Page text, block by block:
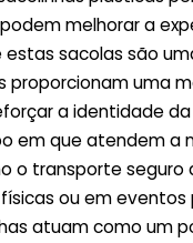
melhorar a
estas sacolas são
proporcionam uma
a identidade
em que atendem a
o transporte seguro
ou em eventos
atuam como um